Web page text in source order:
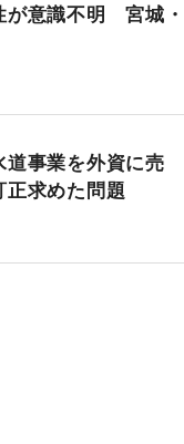
が意識不明 宮城・
事業を外資に売
正求めた問題